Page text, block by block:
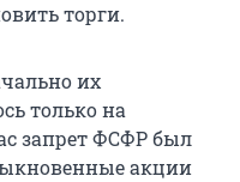
торги.
их
только на
запрет ФСФР был
акции